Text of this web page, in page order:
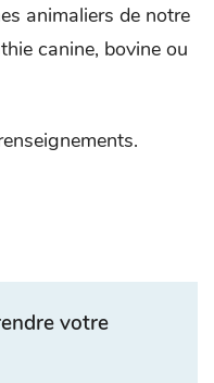
animaliers de notre
canine, bovine ou
votre